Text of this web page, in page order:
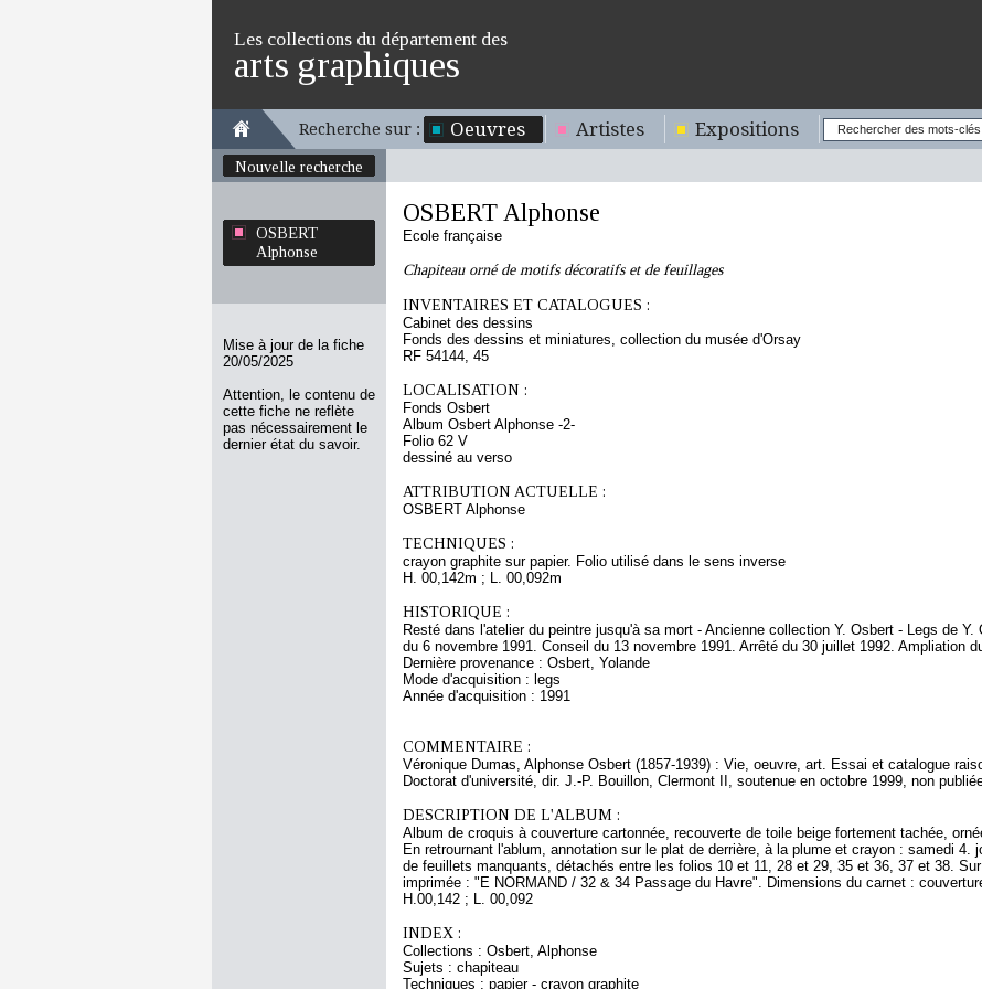
Les collections du département des
arts graphiques
Recherche sur : Oeuvres Artistes Expositions
Nouvelle recherche
OSBERT
Alphonse
Mise à jour de la fiche
20/05/2025
Attention, le contenu de
cette fiche ne reflète
pas nécessairement le
dernier état du savoir.
OSBERT Alphonse
Ecole française
Chapiteau orné de motifs décoratifs et de feuillages
INVENTAIRES ET CATALOGUES :
Cabinet des dessins
Fonds des dessins et miniatures, collection du musée d'Orsay
RF 54144, 45
LOCALISATION :
Fonds Osbert
Album Osbert Alphonse -2-
Folio 62 V
dessiné au verso
ATTRIBUTION ACTUELLE :
OSBERT Alphonse
TECHNIQUES :
crayon graphite sur papier. Folio utilisé dans le sens inverse
H. 00,142m ; L. 00,092m
HISTORIQUE :
Resté dans l'atelier du peintre jusqu'à sa mort - Ancienne collection Y. Osbert - Legs de
du 6 novembre 1991. Conseil du 13 novembre 1991. Arrêté du 30 juillet 1992. Ampliation
Dernière provenance : Osbert, Yolande
Mode d'acquisition : legs
Année d'acquisition : 1991
COMMENTAIRE :
Véronique Dumas, Alphonse Osbert (1857-1939) : Vie, oeuvre, art. Essai et catalogue
Doctorat d'université, dir. J.-P. Bouillon, Clermont II, soutenue en octobre 1999, non
DESCRIPTION DE L'ALBUM :
Album de croquis à couverture cartonnée, recouverte de toile beige fortement tachée,
En retrournant l'ablum, annotation sur le plat de derrière, à la plume et crayon : samedi 4.
de feuillets manquants, détachés entre les folios 10 et 11, 28 et 29, 35 et 36, 37 et 38.
imprimée : "E NORMAND / 32 & 34 Passage du Havre". Dimensions du carnet :
H.00,142 ; L. 00,092
INDEX :
Collections : Osbert, Alphonse
Sujets : chapiteau
Techniques : papier - crayon graphite